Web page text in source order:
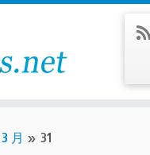
3 月 » 31